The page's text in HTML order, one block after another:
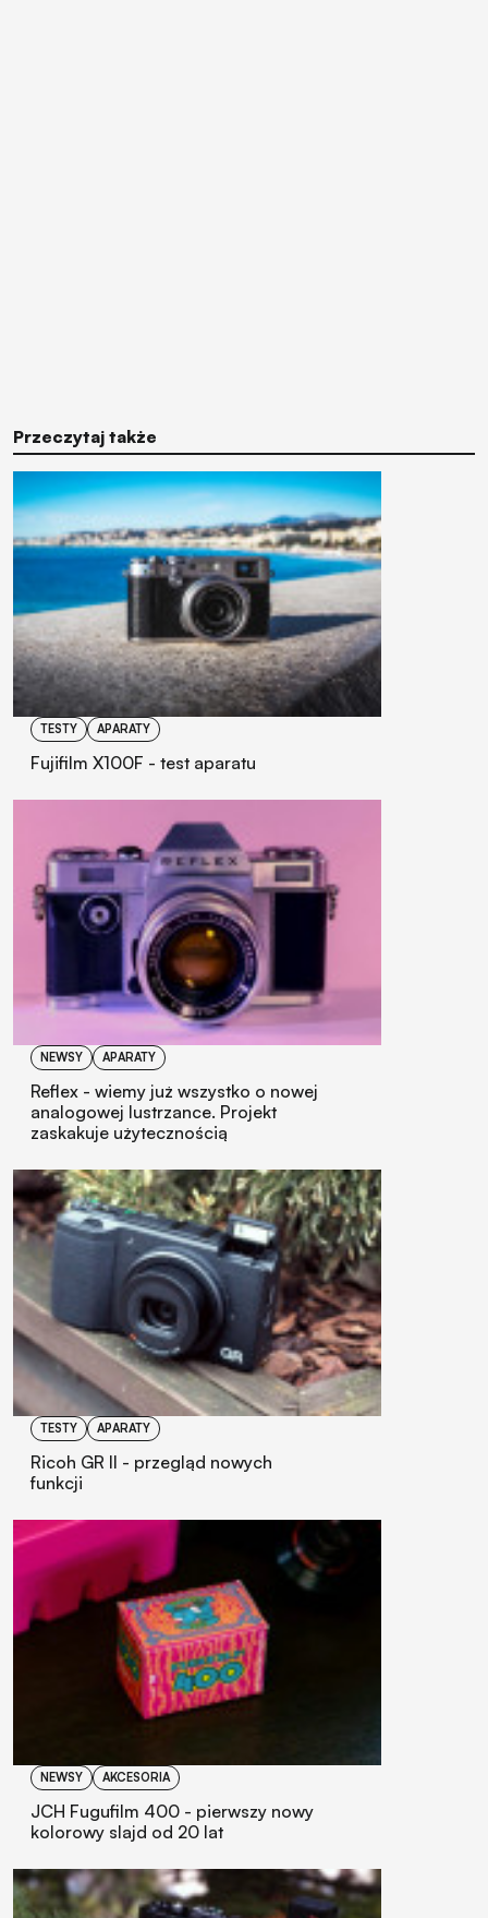
Przeczytaj także
TESTY APARATY
Fujifilm X100F - test aparatu
NEWSY APARATY
Reflex - wiemy już wszystko o nowej
zaskakuje użytecznością
TESTY APARATY
funkcji
NEWSY AKCESORIA
kolorowy slajd od 20 lat